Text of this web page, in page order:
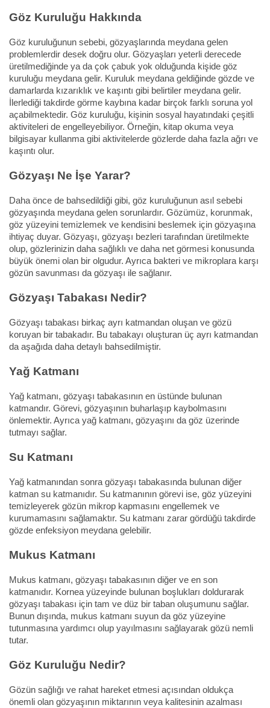
Göz Kuruluğu Hakkında
Göz kuruluğunun sebebi, gözyaşlarında meydana gelen
problemlerdir desek doğru olur. Gözyaşları yeterli derecede
üretilmediğinde ya da çok çabuk yok olduğunda kişide göz
kuruluğu meydana gelir. Kuruluk meydana geldiğinde gözde ve
damarlarda kızarıklık ve kaşıntı gibi belirtiler meydana gelir.
İlerlediği takdirde görme kaybına kadar birçok farklı soruna yol
açabilmektedir. Göz kuruluğu, kişinin sosyal hayatındaki çeşitli
aktiviteleri de engelleyebiliyor. Örneğin, kitap okuma veya
bilgisayar kullanma gibi aktivitelerde gözlerde daha fazla ağrı ve
kaşıntı olur.
Gözyaşı Ne İşe Yarar?
Daha önce de bahsedildiği gibi, göz kuruluğunun asıl sebebi
gözyaşında meydana gelen sorunlardır. Gözümüz, korunmak,
göz yüzeyini temizlemek ve kendisini beslemek için gözyaşına
ihtiyaç duyar. Gözyaşı, gözyaşı bezleri tarafından üretilmekte
olup, gözlerinizin daha sağlıklı ve daha net görmesi konusunda
büyük önemi olan bir olgudur. Ayrıca bakteri ve mikroplara karşı
gözün savunması da gözyaşı ile sağlanır.
Gözyaşı Tabakası Nedir?
Gözyaşı tabakası birkaç ayrı katmandan oluşan ve gözü
koruyan bir tabakadır. Bu tabakayı oluşturan üç ayrı katmandan
da aşağıda daha detaylı bahsedilmiştir.
Yağ Katmanı
Yağ katmanı, gözyaşı tabakasının en üstünde bulunan
katmandır. Görevi, gözyaşının buharlaşıp kaybolmasını
önlemektir. Ayrıca yağ katmanı, gözyaşını da göz üzerinde
tutmayı sağlar.
Su Katmanı
Yağ katmanından sonra gözyaşı tabakasında bulunan diğer
katman su katmanıdır. Su katmanının görevi ise, göz yüzeyini
temizleyerek gözün mikrop kapmasını engellemek ve
kurumamasını sağlamaktır. Su katmanı zarar gördüğü takdirde
gözde enfeksiyon meydana gelebilir.
Mukus Katmanı
Mukus katmanı, gözyaşı tabakasının diğer ve en son
katmanıdır. Kornea yüzeyinde bulunan boşlukları doldurarak
gözyaşı tabakası için tam ve düz bir taban oluşumunu sağlar.
Bunun dışında, mukus katmanı suyun da göz yüzeyine
tutunmasına yardımcı olup yayılmasını sağlayarak gözü nemli
tutar.
Göz Kuruluğu Nedir?
Gözün sağlığı ve rahat hareket etmesi açısından oldukça
önemli olan gözyaşının miktarının veya kalitesinin azalması